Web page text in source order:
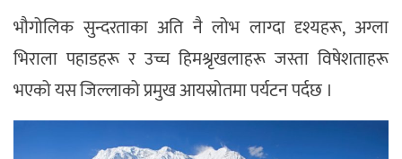
भौगोलिक सुन्दरताका अति नै लोभ लाग्दा दृश्यहरू, अग्ला
भिराला पहाडहरू र उच्च हिमश्रृखलाहरू जस्ता विषेशताहरू
भएको यस जिल्लाको प्रमुख आयस्रोतमा पर्यटन पर्दछ ।